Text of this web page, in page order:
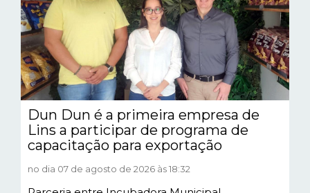
Dun Dun é a primeira empresa de
Lins a participar de programa de
capacitação para exportação
no dia 07 de agosto de 2026 às 18:32